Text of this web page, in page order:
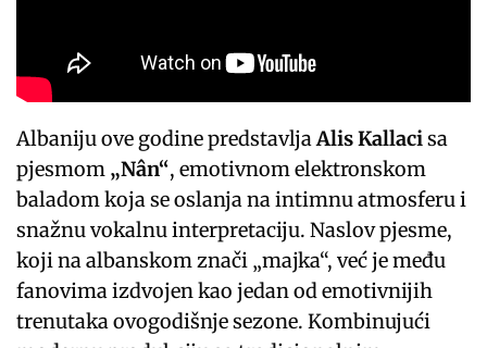
Albaniju ove godine predstavljaAlis Kallacisa
pjesmom „Nân“, emotivnom elektronskom
baladom koja se oslanja na intimnu atmosferu i
snažnu vokalnu interpretaciju. Naslov pjesme,
koji na albanskom znači „majka“, već je među
fanovima izdvojen kao jedan od emotivnijih
trenutaka ovogodišnje sezone. Kombinujući